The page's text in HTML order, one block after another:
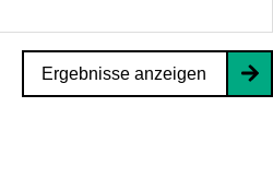
Ergebnisse anzeigen